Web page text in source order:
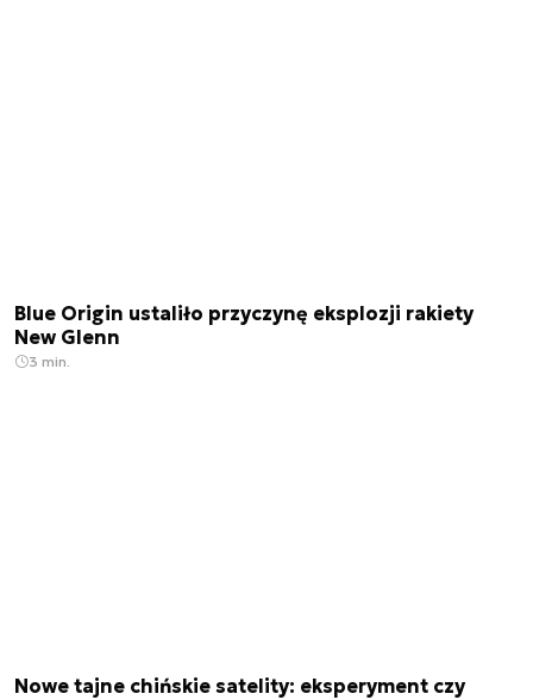
Blue Origin ustaliło przyczynę eksplozji rakiety
New Glenn
3 min.
Nowe tajne chińskie satelity: eksperyment czy